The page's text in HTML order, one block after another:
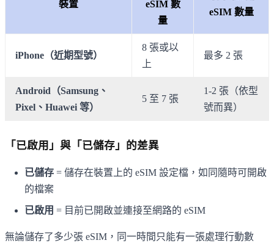
裝置
eSIM 數
量
eSIM 數量
iPhone（近期型號）
8 張或以
上
最多 2 張
Android（Samsung、
Pixel、Huawei 等）
5 至 7 張
1-2 張（依型
號而異）
「已啟用」與「已儲存」的差異
已儲存 = 儲存在裝置上的 eSIM 設定檔，如同隨時可開啟
的檔案
已啟用 = 目前已開啟並連接至網路的 eSIM
無論儲存了多少張 eSIM，同一時間只能有一張處理行動數